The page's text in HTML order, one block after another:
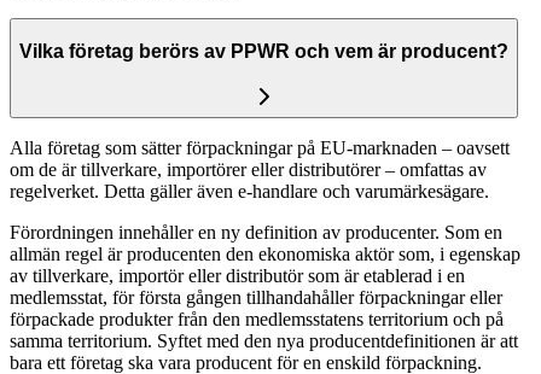
Vilka företag berörs av PPWR och vem är producent?
Alla företag som sätter förpackningar på EU-marknaden – oavsett
om de är tillverkare, importörer eller distributörer – omfattas av
regelverket. Detta gäller även e-handlare och varumärkesägare.
Förordningen innehåller en ny definition av producenter. Som en
allmän regel är producenten den ekonomiska aktör som, i egenskap
av tillverkare, importör eller distributör som är etablerad i en
medlemsstat, för första gången tillhandahåller förpackningar eller
förpackade produkter från den medlemsstatens territorium och på
samma territorium. Syftet med den nya producentdefinitionen är att
bara ett företag ska vara producent för en enskild förpackning.